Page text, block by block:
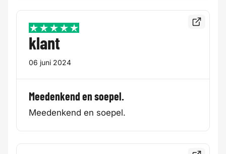
5 / 5
klant
06 juni 2024
Meedenkend en soepel.
Meedenkend en soepel.
Bekijk